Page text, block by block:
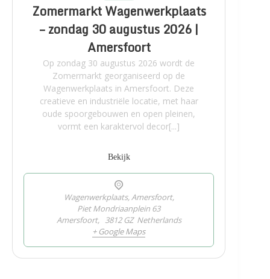
Zomermarkt Wagenwerkplaats
– zondag 30 augustus 2026 |
Amersfoort
Op zondag 30 augustus 2026 wordt de
Zomermarkt georganiseerd op de
Wagenwerkplaats in Amersfoort. Deze
creatieve en industriële locatie, met haar
oude spoorgebouwen en open pleinen,
vormt een karaktervol decor[...]
Bekijk
Wagenwerkplaats, Amersfoort,
Piet Mondriaanplein 63
Amersfoort, 3812 GZ Netherlands
+ Google Maps